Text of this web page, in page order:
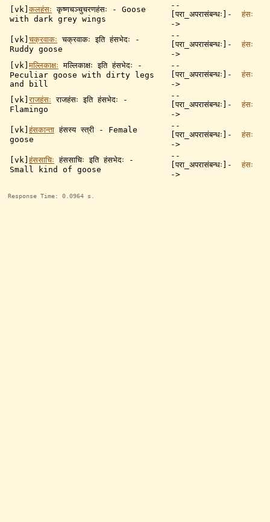
[vk]कलहंसः कृष्णचञ्चुचरणहंसः - Goose
with dark grey wings
--
[परा_अपरासंबन्धः]-
->
हंसः
[vk]चक्रवाकः चक्रवाकः इति हंसभेदः -
Ruddy goose
--
[परा_अपरासंबन्धः]-
->
हंसः
[vk]मल्लिकाक्षः मल्लिकाक्षः इति हंसभेदः -
Peculiar goose with dirty legs
and bill
--
[परा_अपरासंबन्धः]-
->
हंसः
[vk]राजहंसः राजहंसः इति हंसभेदः -
Flamingo
--
[परा_अपरासंबन्धः]-
->
हंसः
[vk]हंसकान्ता हंसस्य स्त्री - Female
goose
--
[परा_अपरासंबन्धः]-
->
हंसः
[vk]हंससाचिः हंससाचिः इति हंसभेदः -
Small kind of goose
--
[परा_अपरासंबन्धः]-
->
हंसः
Response Time: 0.0964 s.